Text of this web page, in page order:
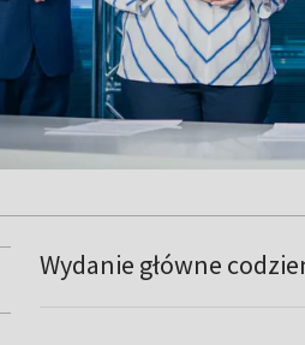
Wydanie główne